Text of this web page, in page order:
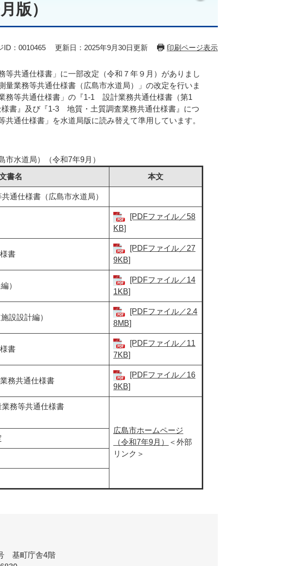
版）
ID：0010465 更新日：2025年9月30日更新
印刷ページ表示
共通仕様書」に一部改定（令和７年９月）がありまし
量業務等共通仕様書（広島市水道局）」の改定を行いま
務等共通仕様書​」の『1-1 設計業務共通仕様書（第1
書』及び『1-3 地質・土質調査業務共通仕様書』につ
通仕様書」を水道局版に読み替えて準用しています。
水道局）（令和7年9月）
書名 本文
通仕様書（広島市水道局）
[PDFファイル／58
KB]
書
[PDFファイル／27
9KB]
）
[PDFファイル／14
1KB]
設計編）
[PDFファイル／2.4
8MB]
書
[PDFファイル／11
7KB]
務共通仕様書
[PDFファイル／16
9KB]
務等共通仕様書
広島市ホームページ
（令和7年9月）
＜外部
リンク＞
基町庁舎4階